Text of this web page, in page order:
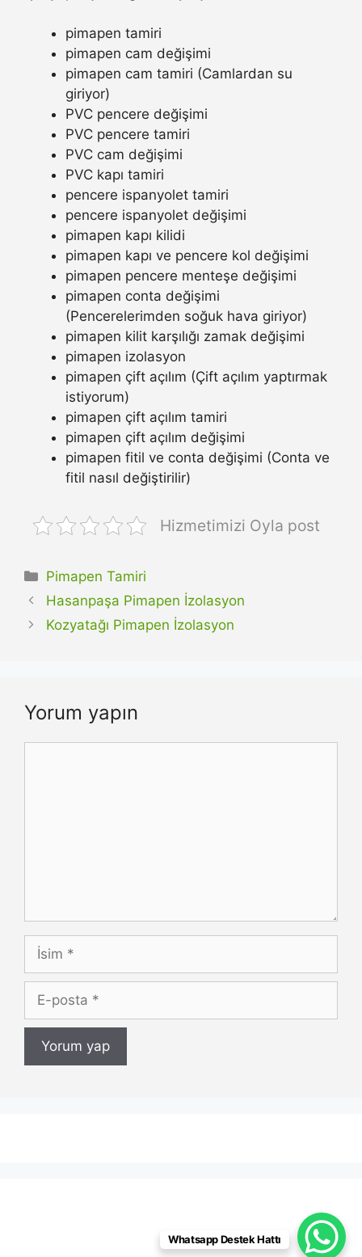
pimapen tamiri
pimapen cam değişimi
pimapen cam tamiri (Camlardan su
giriyor)
PVC pencere değişimi
PVC pencere tamiri
PVC cam değişimi
PVC kapı tamiri
pencere ispanyolet tamiri
pencere ispanyolet değişimi
pimapen kapı kilidi
pimapen kapı ve pencere kol değişimi
pimapen pencere menteşe değişimi
pimapen conta değişimi
(Pencerelerimden soğuk hava giriyor)
pimapen kilit karşılığı zamak değişimi
pimapen izolasyon
pimapen çift açılım (Çift açılım yaptırmak
istiyorum)
pimapen çift açılım tamiri
pimapen çift açılım değişimi
pimapen fitil ve conta değişimi (Conta ve
fitil nasıl değiştirilir)
Hizmetimizi Oyla post
Kategoriler
Pimapen Tamiri
Hasanpaşa Pimapen İzolasyon
Kozyatağı Pimapen İzolasyon
Yorum yapın
İsim
posta
Whatsapp Destek Hattı